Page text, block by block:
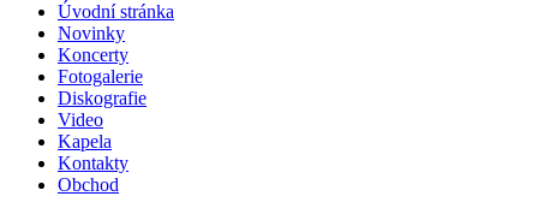
Úvodní stránka
Novinky
Koncerty
Fotogalerie
Diskografie
Video
Kapela
Kontakty
Obchod